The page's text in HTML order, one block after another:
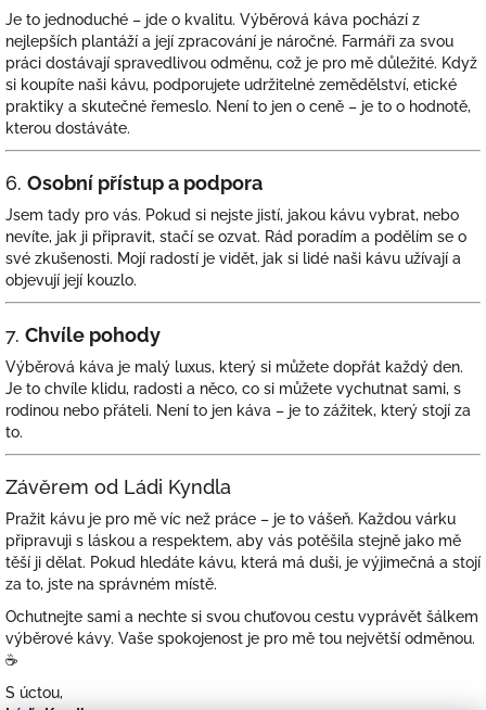
Je to jednoduché – jde o kvalitu. Výběrová káva pochází z
nejlepších plantáží a její zpracování je náročné. Farmáři za svou
práci dostávají spravedlivou odměnu, což je pro mě důležité. Když
si koupíte naši kávu, podporujete udržitelné zemědělství, etické
praktiky a skutečné řemeslo. Není to jen o ceně – je to o hodnotě,
kterou dostáváte.
6. Osobní přístup a podpora
Jsem tady pro vás. Pokud si nejste jistí, jakou kávu vybrat, nebo
nevíte, jak ji připravit, stačí se ozvat. Rád poradím a podělím se o
své zkušenosti. Mojí radostí je vidět, jak si lidé naši kávu užívají a
objevují její kouzlo.
7. Chvíle pohody
Výběrová káva je malý luxus, který si můžete dopřát každý den.
Je to chvíle klidu, radosti a něco, co si můžete vychutnat sami, s
rodinou nebo přáteli. Není to jen káva – je to zážitek, který stojí za
to.
Závěrem od Ládi Kyndla
Pražit kávu je pro mě víc než práce – je to vášeň. Každou várku
připravuji s láskou a respektem, aby vás potěšila stejně jako mě
těší ji dělat. Pokud hledáte kávu, která má duši, je výjimečná a stojí
za to, jste na správném místě.
Ochutnejte sami a nechte si svou chuťovou cestu vyprávět šálkem
výběrové kávy. Vaše spokojenost je pro mě tou největší odměnou.
☕
S úctou,